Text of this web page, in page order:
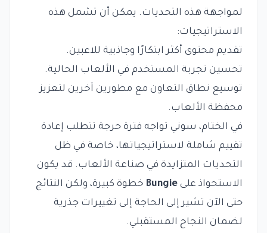
لمواجهة هذه التحديات. يمكن أن تشمل هذه
الاستراتيجيات:
تقديم محتوى أكثر ابتكارًا وجاذبية للاعبين.
تحسين تجربة المستخدم في الألعاب الحالية.
توسيع نطاق التعاون مع مطورين آخرين لتعزيز
محفظة الألعاب.
في الختام، سوني تواجه فترة حرجة تتطلب إعادة
تقييم شاملة لاستراتيجياتها، خاصة في ظل
التحديات المتزايدة في صناعة الألعاب. قد يكون
الاستحواذ على Bungie خطوة كبيرة، ولكن النتائج
حتى الآن تشير إلى الحاجة إلى تغييرات جذرية
لضمان النجاح المستقبلي.